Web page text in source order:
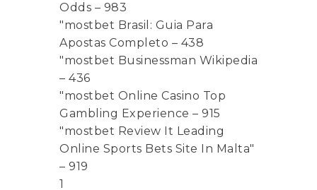
Odds – 983
"mostbet Brasil: Guia Para
Apostas Completo – 438
"mostbet Businessman Wikipedia
– 436
"mostbet Online Casino Top
Gambling Experience – 915
"mostbet Review It Leading
Online Sports Bets Site In Malta"
– 919
1